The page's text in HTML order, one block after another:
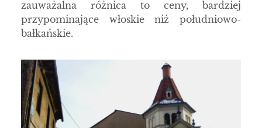
zauważalna różnica to ceny, bardziej
przypominające włoskie niż południowo-
bałkańskie.